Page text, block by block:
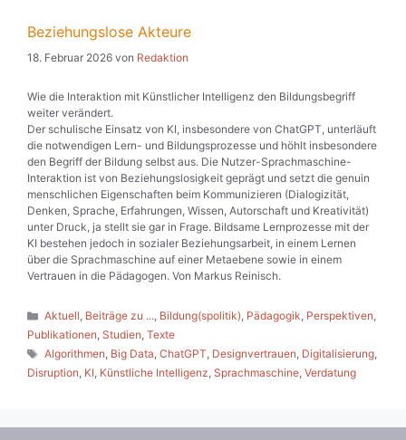
Beziehungslose Akteure
18. Februar 2026 von Redaktion
Wie die Interaktion mit Künstlicher Intelligenz den Bildungsbegriff
weiter verändert.
Der schulische Einsatz von KI, insbesondere von ChatGPT, unterläuft
die notwendigen Lern- und Bildungsprozesse und höhlt insbesondere
den Begriff der Bildung selbst aus. Die Nutzer-Sprachmaschine-
Interaktion ist von Beziehungslosigkeit geprägt und setzt die genuin
menschlichen Eigenschaften beim Kommunizieren (Dialogizität,
Denken, Sprache, Erfahrungen, Wissen, Autorschaft und Kreativität)
unter Druck, ja stellt sie gar in Frage. Bildsame Lernprozesse mit der
KI bestehen jedoch in sozialer Beziehungsarbeit, in einem Lernen
über die Sprachmaschine auf einer Metaebene sowie in einem
Vertrauen in die Pädagogen. Von Markus Reinisch.
Kategorien
Aktuell, Beiträge zu ..., Bildung(spolitik), Pädagogik, Perspektiven,
Publikationen, Studien, Texte
Schlagwörter
Algorithmen, Big Data,ChatGPT, Designvertrauen, Digitalisierung,
Disruption, KI, Künstliche Intelligenz, Sprachmaschine, Verdatung